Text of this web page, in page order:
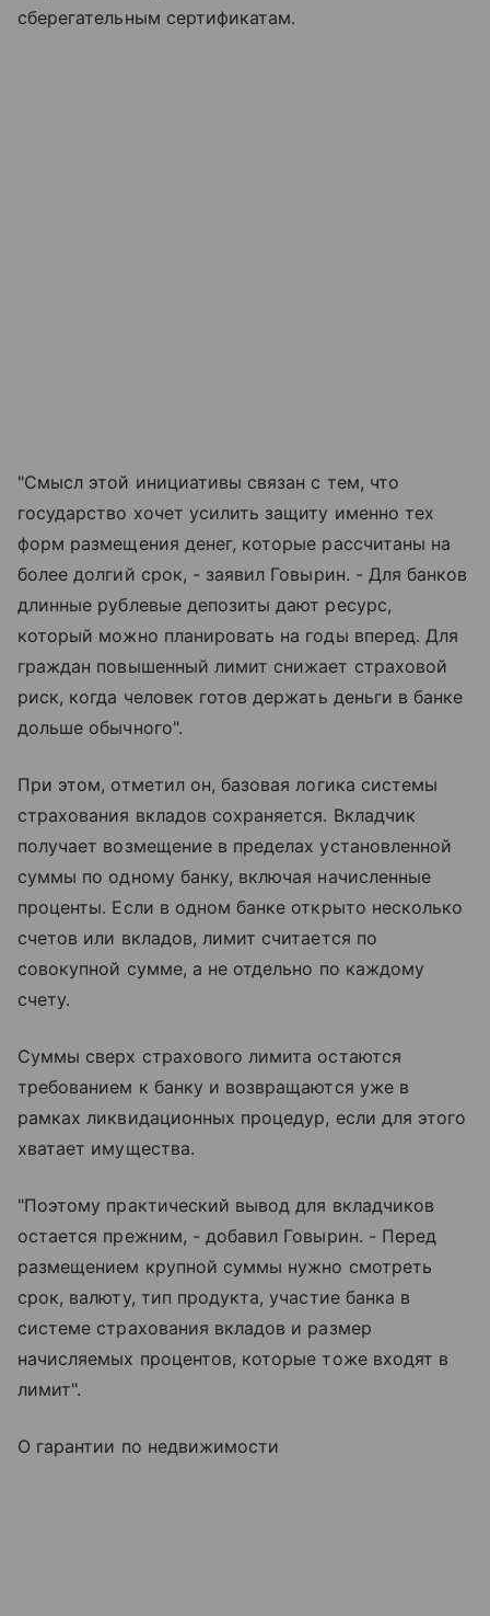
сберегательным сертификатам.
"Смысл этой инициативы связан с тем, что
государство хочет усилить защиту именно тех
форм размещения денег, которые рассчитаны на
более долгий срок, - заявил Говырин. - Для банков
длинные рублевые депозиты дают ресурс,
который можно планировать на годы вперед. Для
граждан повышенный лимит снижает страховой
риск, когда человек готов держать деньги в банке
дольше обычного".
При этом, отметил он, базовая логика системы
страхования вкладов сохраняется. Вкладчик
получает возмещение в пределах установленной
суммы по одному банку, включая начисленные
проценты. Если в одном банке открыто несколько
счетов или вкладов, лимит считается по
совокупной сумме, а не отдельно по каждому
счету.
Суммы сверх страхового лимита остаются
требованием к банку и возвращаются уже в
рамках ликвидационных процедур, если для этого
хватает имущества.
"Поэтому практический вывод для вкладчиков
остается прежним, - добавил Говырин. - Перед
размещением крупной суммы нужно смотреть
срок, валюту, тип продукта, участие банка в
системе страхования вкладов и размер
начисляемых процентов, которые тоже входят в
лимит".
О гарантии по недвижимости